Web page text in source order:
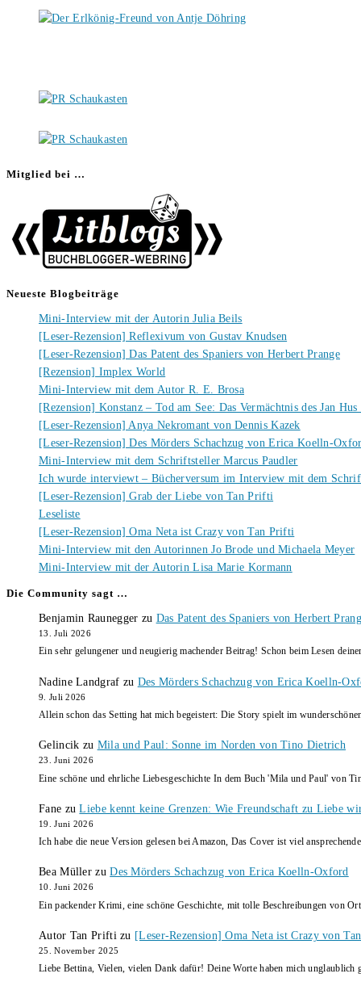
Mitglied bei …
Neueste Blogbeiträge
Mini-Interview mit der Autorin Julia Beils
[Leser-Rezension] Reflexivum von Gustav Knudsen
[Leser-Rezension] Das Patent des Spaniers von Herbert Prange
[Rezension] Implex World
Mini-Interview mit dem Autor R. E. Brosa
[Rezension] Konstanz – Tod am See: Das Vermächtnis des Jan
[Leser-Rezension] Anya Nekromant von Dennis Kazek
[Leser-Rezension] Des Mörders Schachzug von Erica Koelln-
Mini-Interview mit dem Schriftsteller Marcus Paudler
Ich wurde interviewt – Bücherversum im Interview mit dem
[Leser-Rezension] Grab der Liebe von Tan Prifti
Leseliste
[Leser-Rezension] Oma Neta ist Crazy von Tan Prifti
Mini-Interview mit den Autorinnen Jo Brode und Michaela Meyer
Mini-Interview mit der Autorin Lisa Marie Kormann
Die Community sagt …
Benjamin Raunegger zu Das Patent des Spaniers von Herbert
13. Juli 2026
Ein sehr gelungener und neugierig machender Beitrag! Schon beim Lesen
Nadine Landgraf zu Des Mörders Schachzug von Erica Koelln-
9. Juli 2026
Allein schon das Setting hat mich begeistert: Die Story spielt im
Gelincik zu Mila und Paul: Sonne im Norden von Tino Dietrich
23. Juni 2026
Eine schöne und ehrliche Liebesgeschichte In dem Buch 'Mila und Paul' von
Fane zuLiebe kennt keine Grenzen: Wie Freundschaft zu Liebe
19. Juni 2026
Ich habe die neue Version gelesen bei Amazon, Das Cover ist viel
Bea Müller zuDes Mörders Schachzug von Erica Koelln-Oxford
10. Juni 2026
Ein packender Krimi, eine schöne Geschichte, mit tolle Beschreibungen von
Autor Tan Prifti zu [Leser-Rezension] Oma Neta ist Crazy von
25. November 2025
Liebe Bettina, Vielen, vielen Dank dafür! Deine Worte haben mich unglaublich